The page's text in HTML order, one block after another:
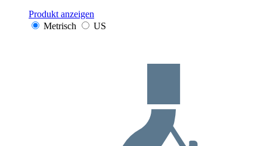
Produkt anzeigen
Metrisch
US